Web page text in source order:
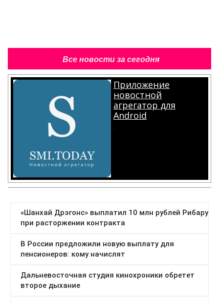
Все новости за сегодня
Приложение
новостной
агрегатор для
Android
.